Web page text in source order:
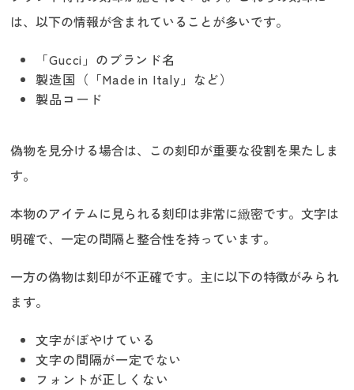
は、以下の情報が含まれていることが多いです。
「Gucci」のブランド名
製造国（「Made in Italy」など）
製品コード
偽物を見分ける場合は、この刻印が重要な役割を果たしま
す。
本物のアイテムに見られる刻印は非常に緻密です。文字は
明確で、一定の間隔と整合性を持っています。
一方の偽物は刻印が不正確です。主に以下の特徴がみられ
ます。
文字がぼやけている
文字の間隔が一定でない
フォントが正しくない